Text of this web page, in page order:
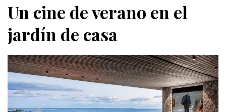
Un cine de verano en el
jardín de casa